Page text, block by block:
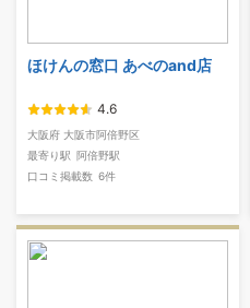
ほけんの窓口 あべのand店
4.6
大阪府 大阪市阿倍野区
最寄り駅 阿倍野駅
口コミ掲載数 6件